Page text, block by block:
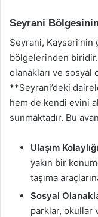
Seyrani
Seyrani,
bölgelerinden biridir.
olanakları ve sosyal
**Seyrani’deki
hem de kendi evini
sunmaktadır. Bu
Ulaşım
yakın bir
taşıma
Sosyal
parklar, okullar